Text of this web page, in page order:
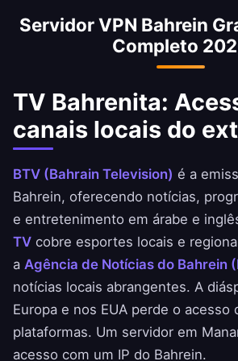
do Banco Nacional do Bahrein,
Servidor VPN Bahrein
Completo
TV Bahrenita:
canais locais do
BTV (Bahrain Television) é a
Bahrein, oferecendo notícias,
e entretenimento em árabe e
TV cobre esportes locais e
a Agência de Notícias do Bahrein
notícias locais abrangentes. A
Europa e nos EUA perde o acesso
plataformas. Um servidor em
acesso com um IP do Bahrein.